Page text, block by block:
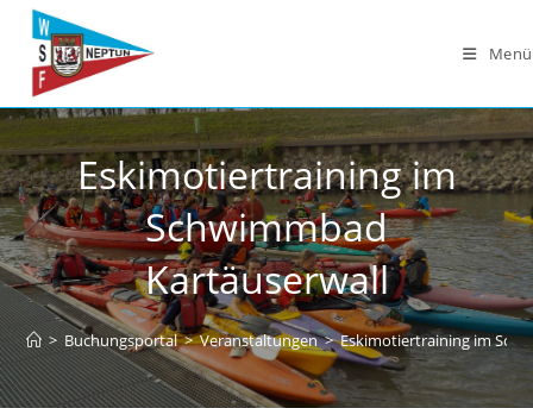
Zum
Inhalt
springen
Menü
Eskimotiertraining im
Schwimmbad
Kartäuserwall
> Buchungsportal > Veranstaltungen > Eskimotiertraining im